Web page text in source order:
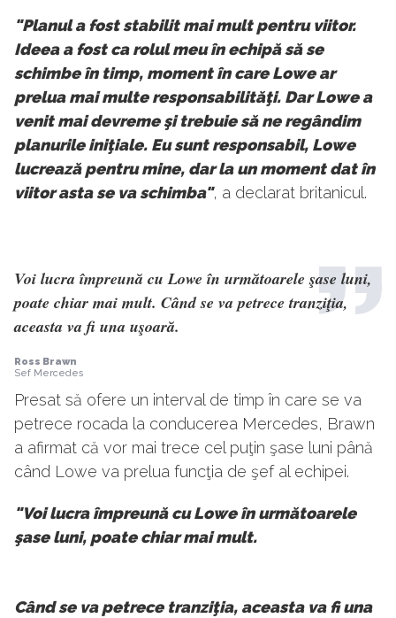
"Planul a fost stabilit mai mult pentru viitor.
Ideea a fost ca rolul meu în echipă să se
schimbe în timp, moment în care Lowe ar
prelua mai multe responsabilităţi. Dar Lowe a
venit mai devreme şi trebuie să ne regândim
planurile iniţiale. Eu sunt responsabil, Lowe
lucrează pentru mine, dar la un moment dat în
viitor asta se va schimba", a declarat britanicul.
Voi lucra împreună cu Lowe în următoarele şase luni,
poate chiar mai mult. Când se va petrece tranziţia,
aceasta va fi una uşoară.
Ross Brawn
Sef Mercedes
Presat să ofere un interval de timp în care se va
petrece rocada la conducerea Mercedes, Brawn
a afirmat că vor mai trece cel puţin şase luni până
când Lowe va prelua funcţia de şef al echipei.
"Voi lucra împreună cu Lowe în următoarele
şase luni, poate chiar mai mult.
Când se va petrece tranziţia, aceasta va fi una